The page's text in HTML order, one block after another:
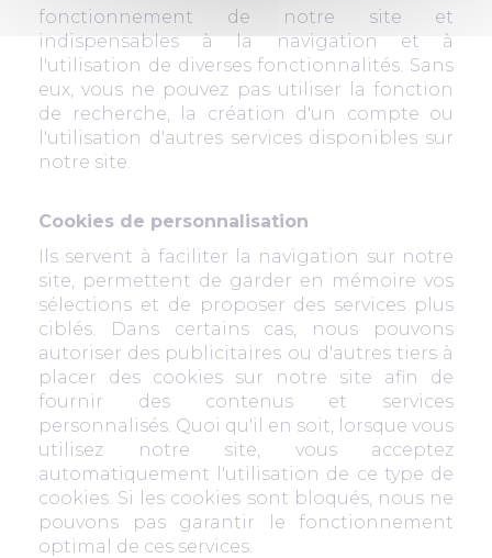
fonctionnement de notre site et
indispensables à la navigation et à
l'utilisation de diverses fonctionnalités. Sans
eux, vous ne pouvez pas utiliser la fonction
de recherche, la création d'un compte ou
l'utilisation d'autres services disponibles sur
notre site.
Cookies de personnalisation
Ils servent à faciliter la navigation sur notre
site, permettent de garder en mémoire vos
sélections et de proposer des services plus
ciblés. Dans certains cas, nous pouvons
autoriser des publicitaires ou d'autres tiers à
placer des cookies sur notre site afin de
fournir des contenus et services
personnalisés. Quoi qu'il en soit, lorsque vous
utilisez notre site, vous acceptez
automatiquement l'utilisation de ce type de
cookies. Si les cookies sont bloqués, nous ne
pouvons pas garantir le fonctionnement
optimal de ces services.